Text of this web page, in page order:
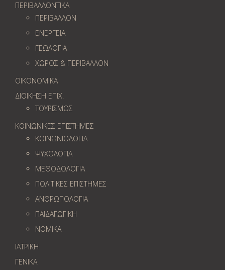
ΠΕΡΙΒΑΛΛΟΝΤΙΚΑ
ΠΕΡΙΒΑΛΛΟΝ
ΕΝΕΡΓΕΙΑ
ΓΕΩΛOΓΙΑ
ΧΩΡΟΣ & ΠΕΡΙΒΑΛΛΟΝ
ΟΙΚΟΝΟΜΙΚΑ
ΔΙΟΙΚΗΣΗ ΕΠΙΧ.
ΤΟΥΡΙΣΜΟΣ
ΚΟΙΝΩΝΙΚΕΣ ΕΠΙΣΤΗΜΕΣ
ΚΟΙΝΩΝΙΟΛΟΓΙΑ
ΨΥΧΟΛΟΓΙΑ
ΜΕΘΟΔΟΛΟΓΙΑ
ΠΟΛΙΤΙΚΕΣ ΕΠΙΣΤΗΜΕΣ
ΑΝΘΡΩΠΟΛΟΓΙΑ
ΠΑΙΔΑΓΩΓΙΚΗ
ΝΟΜΙΚΑ
ΙΑΤΡΙΚΗ
ΓΕΝΙΚΑ